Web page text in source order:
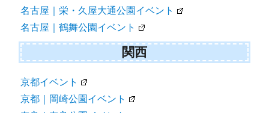
名古屋｜栄・久屋大通公園イベント
名古屋｜鶴舞公園イベント
関西
京都イベント
京都｜岡崎公園イベント